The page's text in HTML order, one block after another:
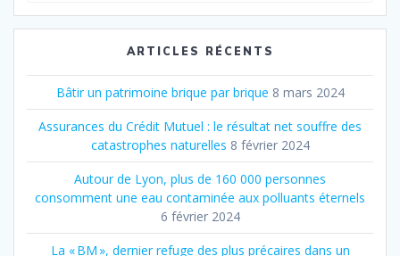
:
ARTICLES RÉCENTS
Bâtir un patrimoine brique par brique 8 mars 2024
Assurances du Crédit Mutuel : le résultat net souffre des
catastrophes naturelles 8 février 2024
Autour de Lyon, plus de 160 000 personnes
consomment une eau contaminée aux polluants éternels
6 février 2024
La « BM », dernier refuge des plus précaires dans un